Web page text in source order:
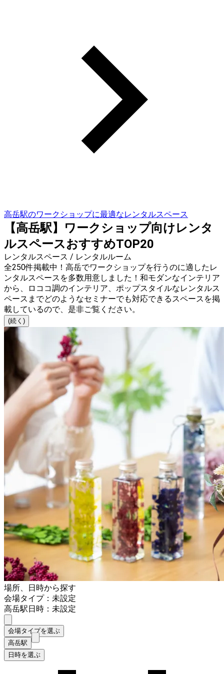
高岳駅のワークショップに最適なレンタルスペース
【高岳駅】ワークショップ向けレンタ
ルスペースおすすめTOP20
レンタルスペース / レンタルルーム
全250件掲載中！高岳でワークショップを行うのに適したレ
ンタルスペースを多数用意しました！和モダンなインテリア
から、ロココ調のインテリア、ポップスタイルなレンタルス
ペースまでどのようなセミナーでも対応できるスペースを掲
載しているので、是非ご覧ください。
(続く)
場所、日時から探す
会場タイプ：未設定
高岳駅日時：未設定
会場タイプを選ぶ
高岳駅
日時を選ぶ